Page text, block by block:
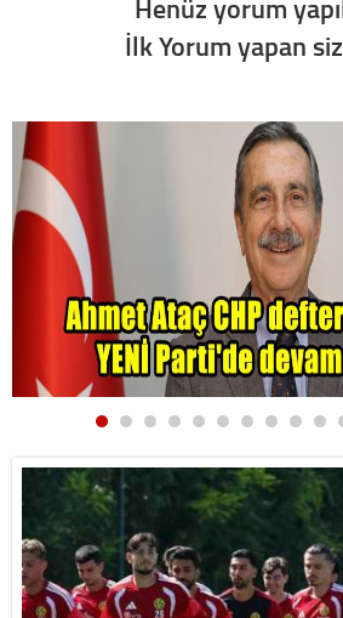
Henüz yorum
İlk Yorum yapan